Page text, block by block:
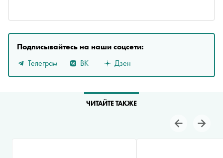
Подписывайтесь на наши соцсети:
Телеграм
ВК Дзен
ЧИТАЙТЕ ТАКЖЕ